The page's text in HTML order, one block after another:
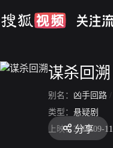
谋杀回溯
别名： 凶手回路 /
类型： 悬疑剧
上映： 2017-09-11
分享